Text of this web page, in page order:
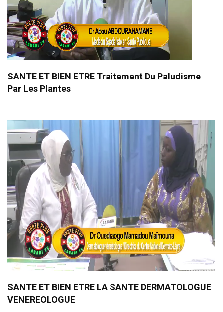
SANTE ET BIEN ETRE Traitement Du Paludisme
Par Les Plantes
SANTE ET BIEN ETRE LA SANTE DERMATOLOGUE
VENEREOLOGUE